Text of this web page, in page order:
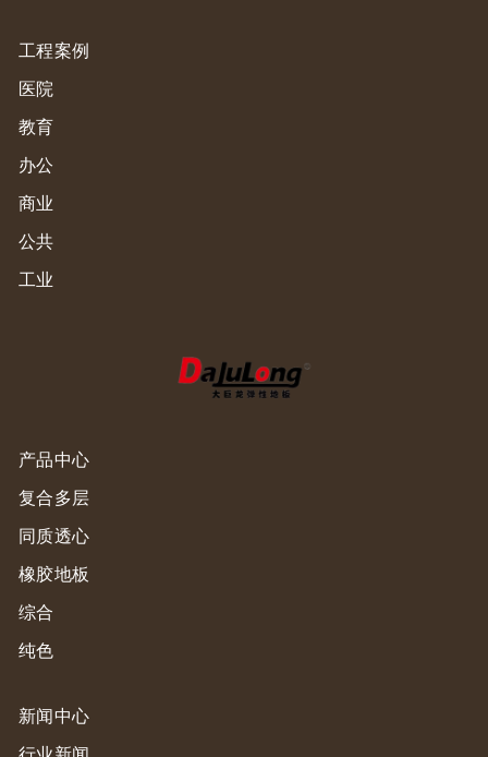
工程案例
医院
教育
办公
商业
公共
工业
产品中心
复合多层
同质透心
橡胶地板
综合
纯色
新闻中心